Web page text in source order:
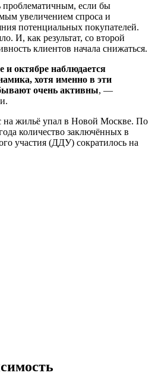
проблематичным, если бы
увеличением спроса и
потенциальных покупателей.
И, как результат, со второй
клиентов начала снижаться.
и октябре наблюдается
хотя именно в эти
очень активны, —
на жильё упал в Новой Москве. По
количество заключённых в
участия (ДДУ) сократилось на